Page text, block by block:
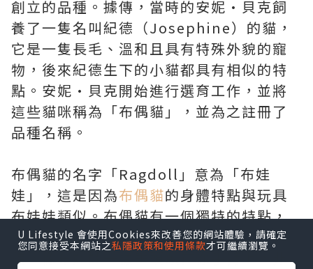
U Lifestyle 會使用Cookies來改善您的網站體驗，請確定
您同意接受本網站之私隱政策和使用條款才可繼續瀏覽。
創立的品種。據傳，當時的安妮·貝克飼
養了一隻名叫紀德（Josephine）的貓，
它是一隻長毛、溫和且具有特殊外貌的寵
物，後來紀德生下的小貓都具有相似的特
點。安妮·貝克開始進行選育工作，並將
這些貓咪稱為「布偶貓」，並為之註冊了
品種名稱。
布偶貓的名字「Ragdoll」意為「布娃
娃」，這是因為布偶貓的身體特點與玩具
布娃娃類似。布偶貓有一個獨特的特點，
就是當抱起它們時，它們通常會放鬆身
體，像布娃娃一樣垂頭臥在你手臂上，非